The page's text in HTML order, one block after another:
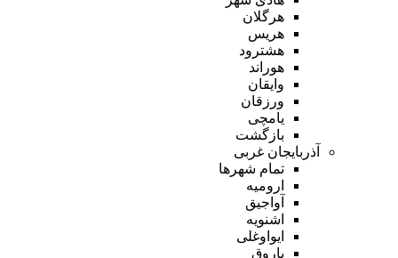
هرگلان
هریس
هشترود
هوراند
وایقان
ورزقان
یامچی
بازگشت
آذربایجان غربی
تمام شهر‌ها
ارومیه
آواجیق
اشنویه
ایواوغلی
باروق